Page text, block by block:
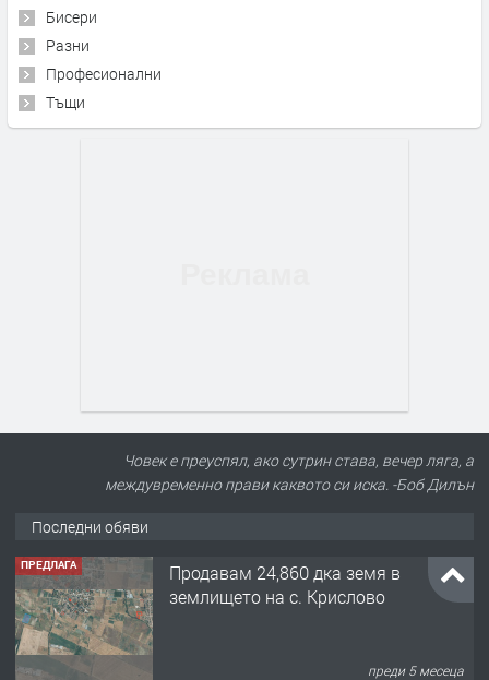
Бисери
Разни
Професионални
Тъщи
Човек е преуспял, ако сутрин става, вечер ляга, а
междувременно прави каквото си иска. -Боб Дилън
Последни обяви
ПРЕДЛАГА
Продавам 24,860 дка земя в
землището на с. Крислово
преди 5 месеца